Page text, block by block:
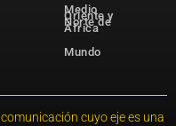
Medio
Oriente y
Norte de
África
Mundo
cuyo eje es una